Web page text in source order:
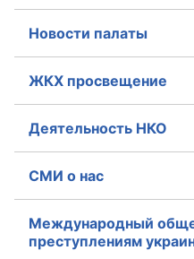
Новости палаты
ЖКХ просвещение
Деятельность НКО
СМИ о нас
Международный
преступлениям